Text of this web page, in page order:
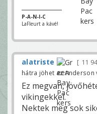
P-A-N-I-C
LaFleurt a kávé!
alatriste 11
hátra jöhet az Anderson
Ez megvan,
vikingekkel.
Nektek meg sok